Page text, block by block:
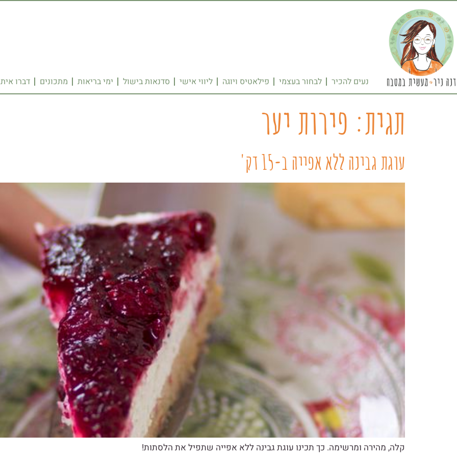
נעים להכיר לבחור בעצמי פילאטיס ויוגה ליווי אישי סדנאות בישול ימי בריאות מתכונים דברו
תגית: פירות יער
עוגת גבינה ללא אפייה ב-15 דק'
קלה, מהירה ומרשימה. כך תכינו עוגת גבינה ללא אפייה שתפיל את הלסתות!